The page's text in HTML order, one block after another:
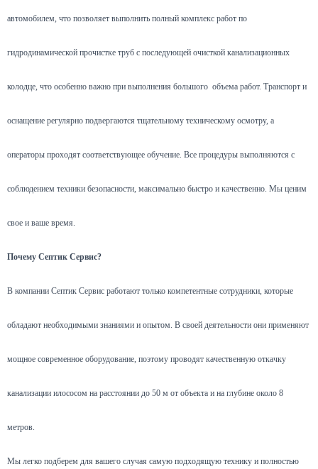
автомобилем, что позволяет выполнить полный комплекс работ по
гидродинамической прочистке труб с последующей очисткой канализационных
колодце, что особенно важно при выполнения большого объема работ. Транспорт и
оснащение регулярно подвергаются тщательному техническому осмотру, а
операторы проходят соответствующее обучение. Все процедуры выполняются с
соблюдением техники безопасности, максимально быстро и качественно. Мы ценим
свое и ваше время.
Почему Септик Сервис?
В компании Септик Сервис работают только компетентные сотрудники, которые
обладают необходимыми знаниями и опытом. В своей деятельности они применяют
мощное современное оборудование, поэтому проводят качественную откачку
канализации илососом на расстоянии до 50 м от объекта и на глубине около 8
метров.
Мы легко подберем для вашего случая самую подходящую технику и полностью